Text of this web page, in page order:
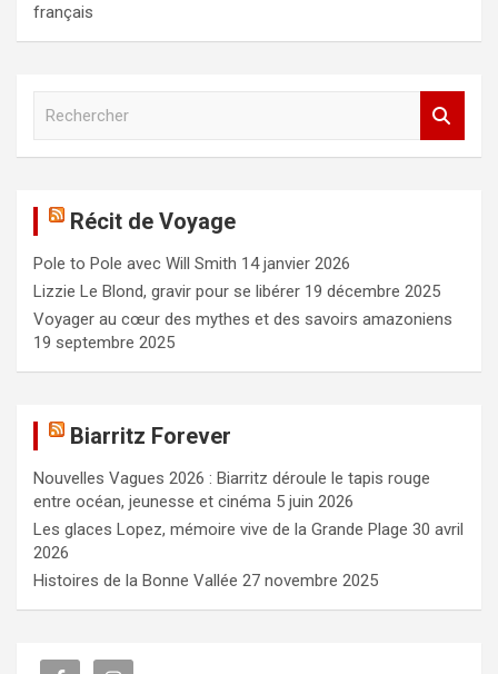
français
c
h
e
r
Récit de Voyage
Pole to Pole avec Will Smith 14 janvier 2026
Lizzie Le Blond, gravir pour se libérer 19 décembre 2025
Voyager au cœur des mythes et des savoirs amazoniens
19 septembre 2025
Biarritz Forever
Nouvelles Vagues 2026 : Biarritz déroule le tapis rouge
entre océan, jeunesse et cinéma 5 juin 2026
Les glaces Lopez, mémoire vive de la Grande Plage 30 avril
2026
Histoires de la Bonne Vallée 27 novembre 2025